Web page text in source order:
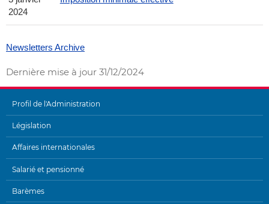
2024
Newsletters Archive
Dernière mise à jour 31/12/2024
MENU
DE
NAVIGATION
Profil de l'Administration
Législation
Affaires internationales
Salarié et pensionné
Barèmes